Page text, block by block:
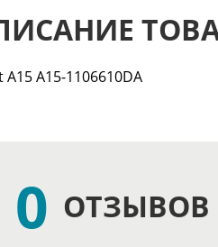
A15-1106610DA
0 ОТЗЫВОВ